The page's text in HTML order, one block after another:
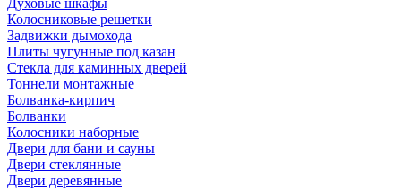
Духовые шкафы
Колосниковые решетки
Задвижки дымохода
Плиты чугунные под казан
Стекла для каминных дверей
Тоннели монтажные
Болванка-кирпич
Болванки
Колосники наборные
Двери для бани и сауны
Двери стеклянные
Двери деревянные